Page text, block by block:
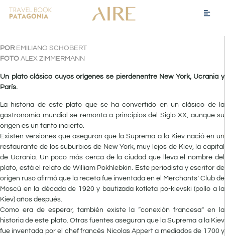
POR EMILIANO SCHOBERT
FOTO ALEX ZIMMERMANN
Un plato clásico cuyos orígenes se pierdenentre New York, Ucrania y
París.
La historia de este plato que se ha convertido en un clásico de la
gastronomía mundial se remonta a principios del Siglo XX, aunque su
origen es un tanto incierto.
Existen versiones que aseguran que la Suprema a la Kiev nació en un
restaurante de los suburbios de New York, muy lejos de Kiev, la capital
de Ucrania. Un poco más cerca de la ciudad que lleva el nombre del
plato, está el relato de William Pokhlebkin. Este periodista y escritor de
origen ruso afirmó que la receta fue inventada en el Merchants’ Club de
Moscú en la década de 1920 y bautizada kotleta po-kievski (pollo a la
Kiev) años después.
Como era de esperar, también existe la “conexión francesa” en la
historia de este plato. Otras fuentes aseguran que la Suprema a la Kiev
fue inventada por el chef francés Nicolas Appert a mediados de 1700 y